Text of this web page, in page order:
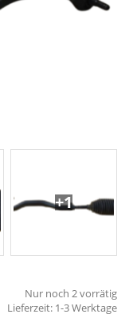
+1
Nur noch 2 vorrätig
Lieferzeit: 1-3 Werktage